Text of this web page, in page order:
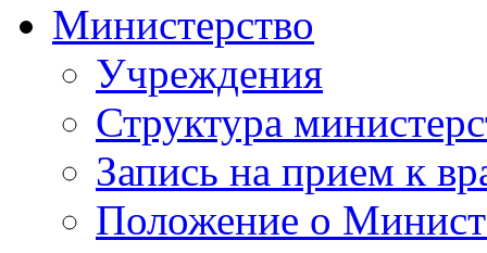
Министерство
Учреждения
Структура
Запись на прием к
Положение о